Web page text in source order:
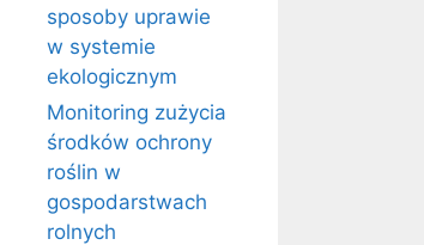
sposoby uprawie
w systemie
ekologicznym
Monitoring zużycia
środków ochrony
roślin w
gospodarstwach
rolnych